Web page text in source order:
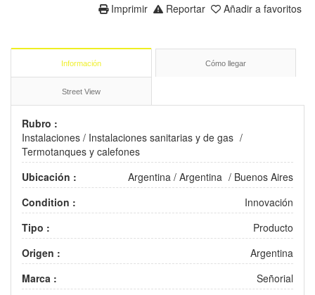
Añadir a favoritos
Reportar
Imprimir
Información Cómo llegar
Street View
Rubro :
Instalaciones / Instalaciones sanitarias y de gas /
Termotanques y calefones
Ubicación :
Argentina / Argentina / Buenos Aires
Condition :
Innovación
Tipo :
Producto
Origen :
Argentina
Marca :
Señorial